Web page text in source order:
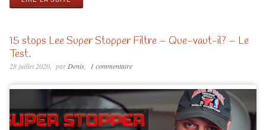
15 stops Lee Super Stopper Filtre – Que-vaut-il? – Le
Test.
28 juillet 2020 par Denis 1 commentaire